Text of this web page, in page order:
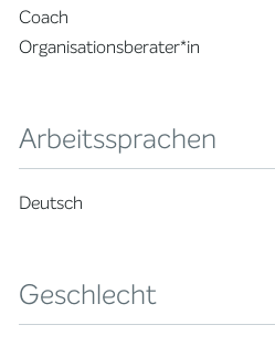
Coach
Organisationsberater*in
Arbeitssprachen
Deutsch
Geschlecht